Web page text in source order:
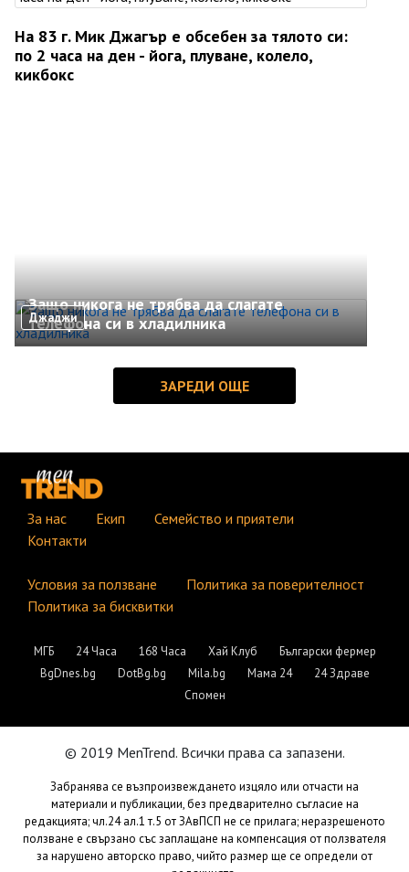
На 83 г. Мик Джагър е обсебен за тялото си:
по 2 часа на ден - йога, плуване, колело,
кикбокс
Джаджи
Защо никога не трябва да слагате
телефона си в хладилника
За нас Екип
Семейство и приятели
Контакти
Условия за ползване
Политика за поверителност
Политика за бисквитки
МГБ 24 Часа 168 Часа Хай Клуб
Български фермер
BgDnes.bg
DotBg.bg Mila.bg Мама 24
24 Здраве
Спомен
© 2019 MenTrend. Всички права са запазени.
Забранява се възпроизвеждането изцяло или отчасти на
материали и публикации, без предварително съгласие на
редакцията; чл.24 ал.1 т.5 от ЗАвПСП не се прилага; неразрешеното
ползване е свързано със заплащане на компенсация от ползвателя
за нарушено авторско право, чийто размер ще се определи от